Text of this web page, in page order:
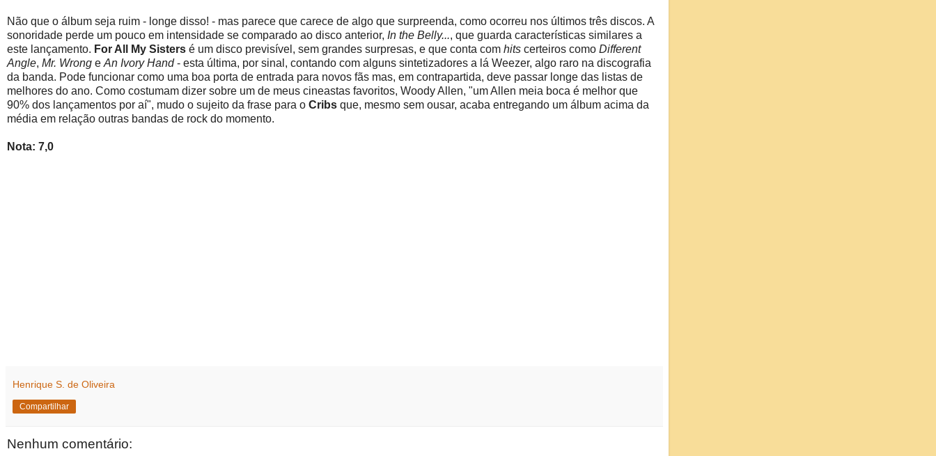
Não que o álbum seja ruim - longe disso! - mas parece que carece de algo que surpreenda, como ocorreu nos últimos três discos. A
sonoridade perde um pouco em intensidade se comparado ao disco anterior, In the Belly..., que guarda características similares a
este lançamento. For All My Sisters é um disco previsível, sem grandes surpresas, e que conta com hits certeiros como Different
Angle, Mr. Wrong e An Ivory Hand- esta última, por sinal, contando com alguns sintetizadores a lá Weezer, algo raro na discografia
da banda. Pode funcionar como uma boa porta de entrada para novos fãs mas, em contrapartida, deve passar longe das listas de
melhores do ano. Como costumam dizer sobre um de meus cineastas favoritos, Woody Allen, "um Allen meia boca é melhor que
90% dos lançamentos por aí", mudo o sujeito da frase para o Cribs que, mesmo sem ousar, acaba entregando um álbum acima da
média em relação outras bandas de rock do momento.
Nota: 7,0
Henrique S. de Oliveira
Compartilhar
Nenhum comentário: